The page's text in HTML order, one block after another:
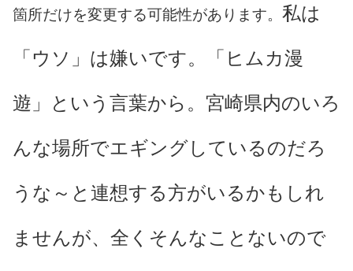
箇所だけを変更する可能性があります。 私は
「ウソ」は嫌いです。「ヒムカ漫
遊」という言葉から。宮崎県内のいろ
んな場所でエギングしているのだろ
うな～と連想する方がいるかもしれ
ませんが、全くそんなことないので